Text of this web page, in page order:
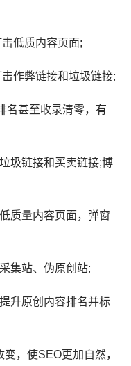
低质内容页面;
作弊链接和垃圾链接;
名甚至收录清零，有
圾链接和买卖链接;博
质量内容页面，弹窗
集站、伪原创站;
升原创内容排名并标
，使SEO更加自然，